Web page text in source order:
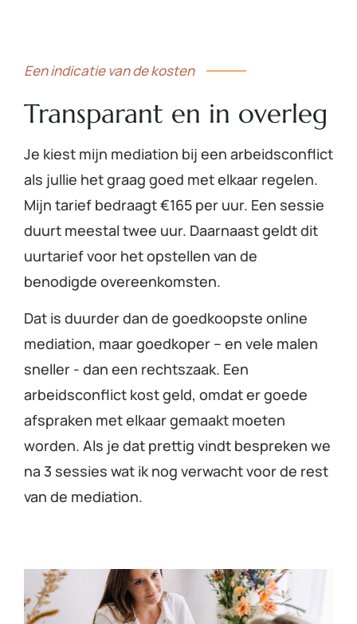
Een indicatie van de kosten
Transparant en in overleg
Je kiest mijn mediation bij een arbeidsconflict
als jullie het graag goed met elkaar regelen.
Mijn tarief bedraagt€165 per uur. Een sessie
duurt meestal twee uur. Daarnaast geldt dit
uurtarief voor het opstellen van de
benodigde overeenkomsten.
Dat is duurder dan de goedkoopste online
mediation, maar goedkoper – en vele malen
sneller - dan een rechtszaak. Een
arbeidsconflict kost geld, omdat er goede
afspraken met elkaar gemaakt moeten
worden. Als je dat prettig vindt bespreken we
na 3 sessies wat ik nog verwacht voor de rest
van de mediation.